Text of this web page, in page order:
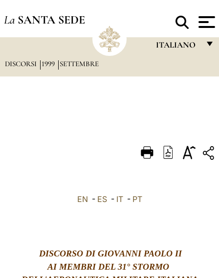
La SANTA SEDE
ITALIANO
DEUTSCH
DISCORSI 1999 SETTEMBRE
EN - ES- IT- PT
DISCORSO DI GIOVANNI PAOLO II
AI MEMBRI DEL 31° STORMO